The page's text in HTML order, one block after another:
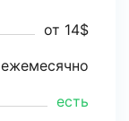
от 14$
ежемесячно
есть